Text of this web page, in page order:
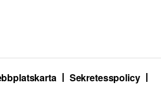
Sekretesspolicy